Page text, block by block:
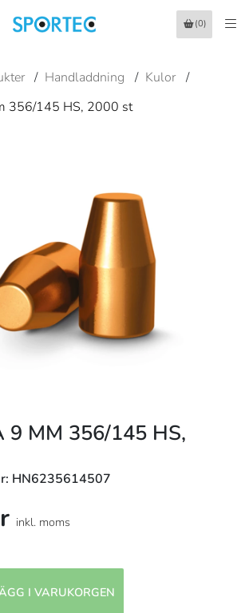
(0)
/ Handladdning / Kulor /
356/145 HS, 2000 st
9 MM 356/145 HS,
HN6235614507
inkl. moms
I VARUKORGEN